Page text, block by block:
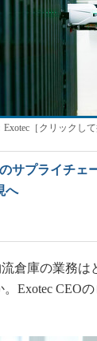
［クリックして
サプライチェ
へ
倉庫の業務は
Exotec CEO